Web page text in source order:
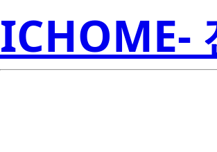
ICHOME-